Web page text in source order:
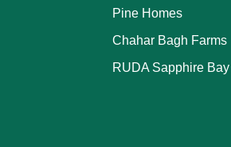
Pine Homes
Chahar Bagh Farms
RUDA Sapphire